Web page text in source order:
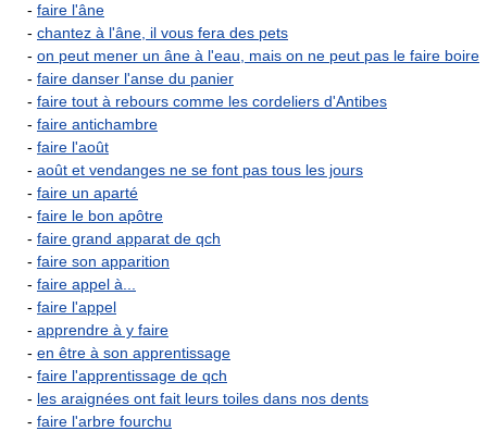
- faire l'âne
- chantez à l'âne, il vous fera des pets
- on peut mener un âne à l'eau, mais on ne peut pas le faire boire
- faire danser l'anse du panier
- faire tout à rebours comme les cordeliers d'Antibes
- faire antichambre
- faire l'août
- août et vendanges ne se font pas tous les jours
- faire un aparté
- faire le bon apôtre
- faire grand apparat de qch
- faire son apparition
- faire appel à...
- faire l'appel
- apprendre à y faire
- en être à son apprentissage
- faire l'apprentissage de qch
- les araignées ont fait leurs toiles dans nos dents
- faire l'arbre fourchu